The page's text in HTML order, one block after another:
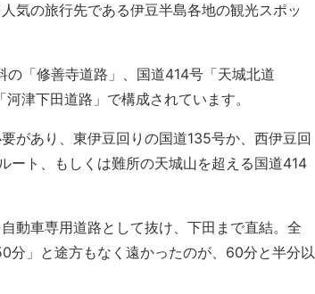
気の旅行先である伊豆半島各地の観光スポッ
「修善寺道路」、国道414号「天城北道
津下田道路」で構成されています。
があり、東伊豆回りの国道135号か、西伊豆回
ート、もしくは難所の天城山を超える国道414
動車専用道路として抜け、下田まで直結。全
分」と途方もなく遠かったのが、60分と半分以